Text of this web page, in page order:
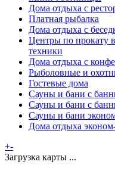
Дома отдыха с
Платная рыбалка
Дома отдыха с
Центры по прокату
техники
Дома отдыха с
Рыболовные и
Гостевые дома
Сауны и бани с
Сауны и бани с
Сауны и бани
Дома отдыха
+-
Загрузка карты ...